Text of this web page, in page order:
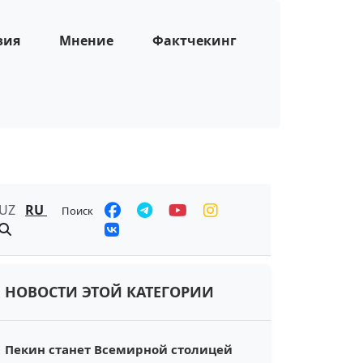
Мнение Фактчекинг
RU Поиск
НОВОСТИ ЭТОЙ КАТЕГОРИИ
Пекин станет Всемирной столицей